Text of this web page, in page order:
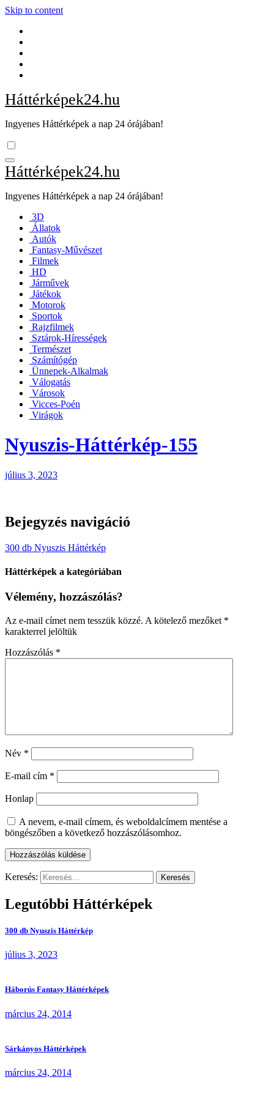
Skip to content
Háttérképek24.hu
Ingyenes Háttérképek a nap 24 órájában!
Háttérképek24.hu
Ingyenes Háttérképek a nap 24 órájában!
3D
Állatok
Autók
Fantasy-Művészet
Filmek
HD
Járművek
Játékok
Motorok
Sportok
Rajzfilmek
Sztárok-Hírességek
Természet
Számítógép
Ünnepek-Alkalmak
Válogatás
Városok
Vicces-Poén
Virágok
Nyuszis-Háttérkép-155
július 3, 2023
Bejegyzés navigáció
300 db Nyuszis Háttérkép
Háttérképek a kategóriában
Vélemény, hozzászólás?
Az e-mail címet nem tesszük közzé. A kötelező mezőket *
karakterrel jelöltük
Hozzászólás *
Név *
E-mail cím *
Honlap
A nevem, e-mail címem, és weboldalcímem mentése a
böngészőben a következő hozzászólásomhoz.
Keresés:
Legutóbbi Háttérképek
300 db Nyuszis Háttérkép
július 3, 2023
Háborús Fantasy Háttérképek
március 24, 2014
Sárkányos Háttérképek
március 24, 2014